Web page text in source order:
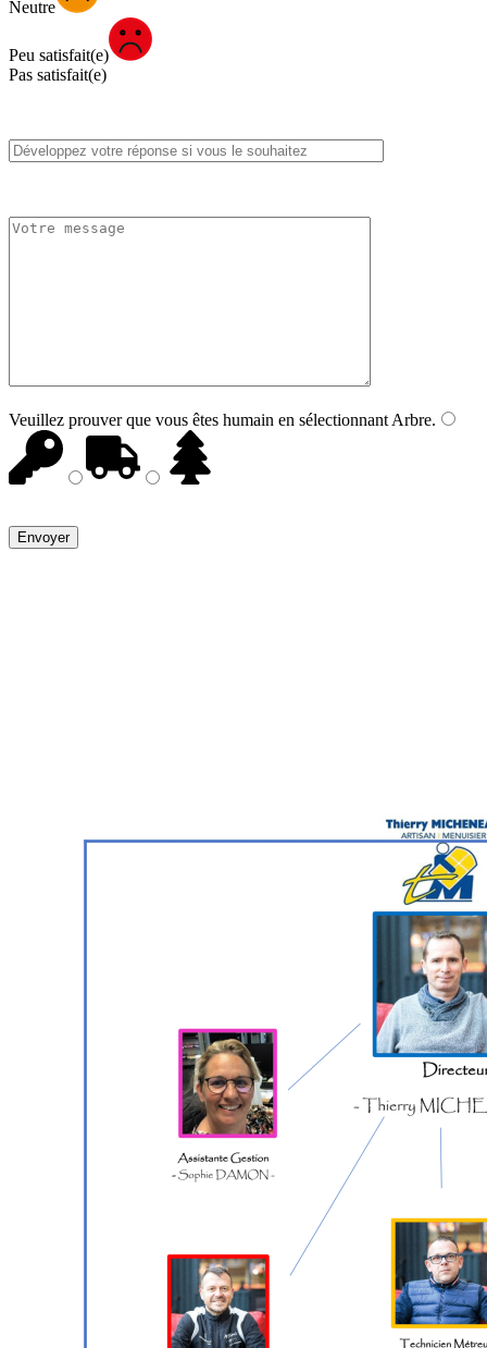
Neutre
Peu satisfait(e)
Pas satisfait(e)
Veuillez prouver que vous êtes humain en sélectionnant Arbre.